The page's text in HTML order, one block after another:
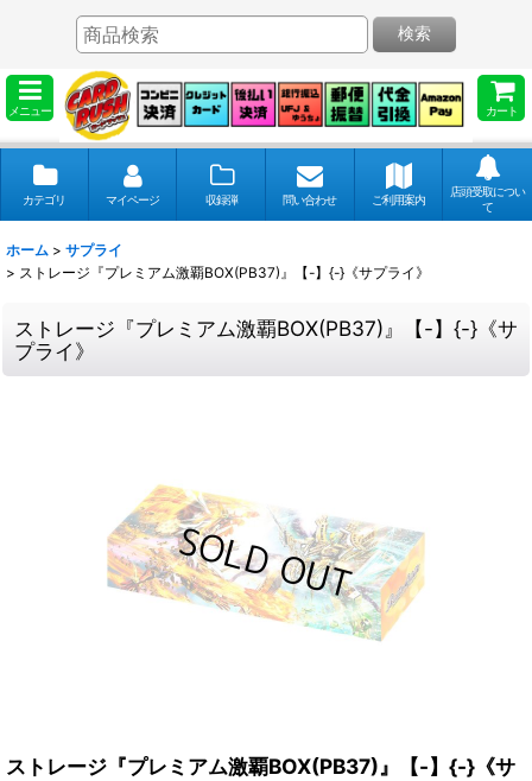
メニュー カート
検索
カテゴリ マイページ 収録弾 問い合わせ ご利用案内
店頭受取につい
て
ホーム > サプライ
> ストレージ『プレミアム激覇BOX(PB37)』【-】{-}《サプライ》
ストレージ『プレミアム激覇BOX(PB37)』【-】{-}《サ
プライ》
ストレージ『プレミアム激覇BOX(PB37)』【-】{-}《サ